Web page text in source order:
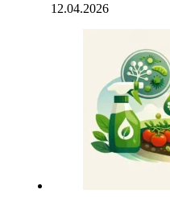
12.04.2026